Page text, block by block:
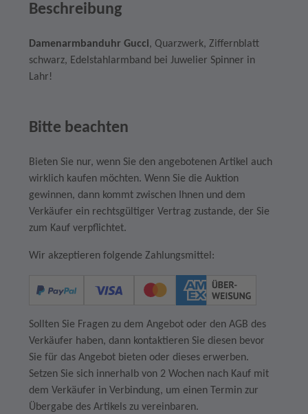
Beschreibung
Damenarmbanduhr Gucci, Quarzwerk, Ziffernblatt
schwarz, Edelstahlarmband bei Juwelier Spinner in
Lahr!
Bitte beachten
Bieten Sie nur, wenn Sie den angebotenen Artikel auch
wirklich kaufen möchten. Wenn Sie die Auktion
gewinnen, dann kommt zwischen Ihnen und dem
Verkäufer ein rechtsgültiger Vertrag zustande, der Sie
zum Kauf verpflichtet.
Wir akzeptieren folgende Zahlungsmittel:
Sollten Sie Fragen zu dem Angebot oder den AGB des
Verkäufer haben, dann kontaktieren Sie diesen bevor
Sie für das Angebot bieten oder dieses erwerben.
Setzen Sie sich innerhalb von 2 Wochen nach Kauf mit
dem Verkäufer in Verbindung, um einen Termin zur
Übergabe des Artikels zu vereinbaren.